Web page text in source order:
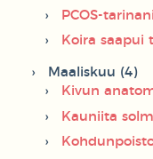
PCOS-
Koira saapui
Maaliskuu (4)
Kivun
Kauniita